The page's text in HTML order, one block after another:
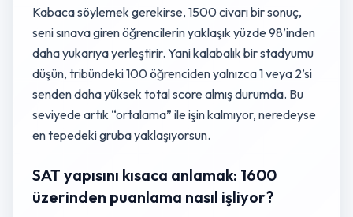
Kabaca söylemek gerekirse, 1500 civarı bir sonuç,
seni sınava giren öğrencilerin yaklaşık yüzde 98’inden
daha yukarıya yerleştirir. Yani kalabalık bir stadyumu
düşün, tribündeki 100 öğrenciden yalnızca 1 veya 2’si
senden daha yüksek total score almış durumda. Bu
seviyede artık “ortalama” ile işin kalmıyor, neredeyse
en tepedeki gruba yaklaşıyorsun.
SAT yapısını kısaca anlamak: 1600
üzerinden puanlama nasıl işliyor?